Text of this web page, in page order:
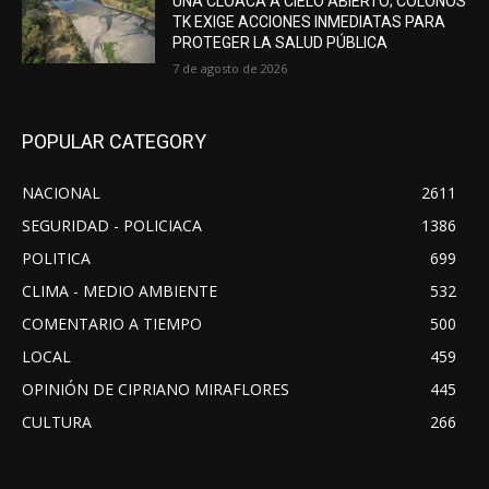
TK EXIGE ACCIONES INMEDIATAS PARA
PROTEGER LA SALUD PÚBLICA
7 de agosto de 2026
POPULAR CATEGORY
NACIONAL
2611
SEGURIDAD - POLICIACA
1386
POLITICA
699
CLIMA - MEDIO AMBIENTE
532
COMENTARIO A TIEMPO
500
LOCAL
459
OPINIÓN DE CIPRIANO MIRAFLORES
445
CULTURA
266